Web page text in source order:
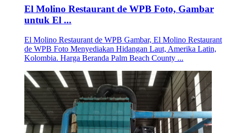
El Molino Restaurant de WPB Foto, Gambar
untuk El ...
El Molino Restaurant de WPB Gambar, El Molino Restaurant
de WPB Foto Menyediakan Hidangan Laut, Amerika Latin,
Kolombia. Harga Beranda Palm Beach County ...